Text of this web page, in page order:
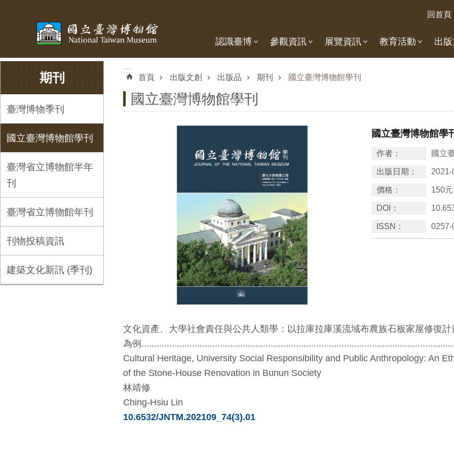
回首頁
認識臺博 參觀資訊 展覽資訊 教育活動 出版
期刊
臺灣博物季刊
國立臺灣博物館學刊
臺灣省立博物館半年
刊
臺灣省立博物館年刊
刊物投稿資訊
建築文化新訊 (季刊)
:::
首頁 出版文創 出版品 期刊 國立臺灣博物館學刊
國立臺灣博物館學刊
國立臺灣博物館學
作者： 國立
出版日期： 2021-
價格： 150元
DOI：
ISSN： 0257-
文化資產、大學社會責任與公共人類學：以拉庫拉庫溪流域布農族石板家屋修復計
為例
Cultural Heritage, University Social Responsibility and Public Anthropology: An
of the Stone-House Renovation in Bunun Society
林靖修
Ching-Hsiu Lin
10.6532/JNTM.202109_74(3).01